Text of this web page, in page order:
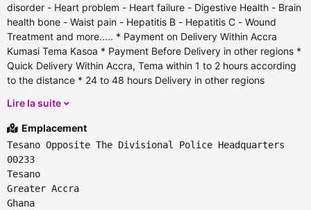
disorder - Heart problem - Heart failure - Digestive Health - Brain
health bone - Waist pain - Hepatitis B - Hepatitis C - Wound
Treatment and more..... * Payment on Delivery Within Accra
Kumasi Tema Kasoa * Payment Before Delivery in other regions *
Quick Delivery Within Accra, Tema within 1 to 2 hours according
to the distance * 24 to 48 hours Delivery in other regions
Lire la suite
Emplacement
Tesano Opposite The Divisional Police Headquarters
00233
Tesano
Greater Accra
Ghana